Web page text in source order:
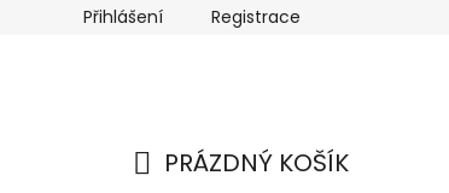
Přihlášení Registrace
PRÁZDNÝ KOŠÍK